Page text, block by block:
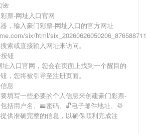
🌺
票-网址入口官网
，输入豪门彩票-网址入口的官方网址
six/html/
索或直接输入网址来访问。
钮
入口官网，您会在页面上找到一个醒目的
，您将被引导至注册页面。
息
填写一些必要的个人信息来创建豪门彩票-
括用户名、🚟密码、🔓电子邮件地址、🥁
供准确完整的信息，以确保顺利完成注